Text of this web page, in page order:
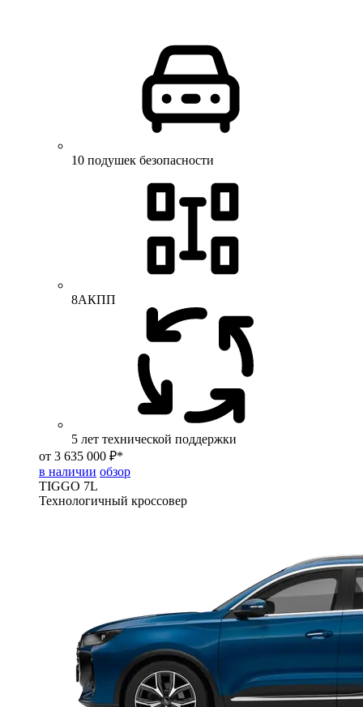
10 подушек безопасности
8АКПП
5 лет технической поддержки
от 3 635 000 ₽*
в наличии обзор
TIGGO 7L
Технологичный кроссовер